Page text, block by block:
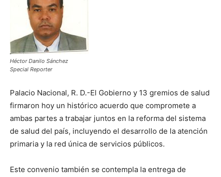
Héctor Danilo Sánchez
Special Reporter
Palacio Nacional, R. D.-El Gobierno y 13 gremios de salud
firmaron hoy un histórico acuerdo que compromete a
ambas partes a trabajar juntos en la reforma del sistema
de salud del país, incluyendo el desarrollo de la atención
primaria y la red única de servicios públicos.
Este convenio también se contempla la entrega de